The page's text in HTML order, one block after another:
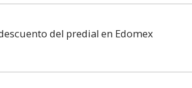
del predial en Edomex